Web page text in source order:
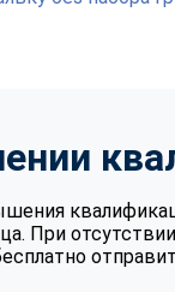
При